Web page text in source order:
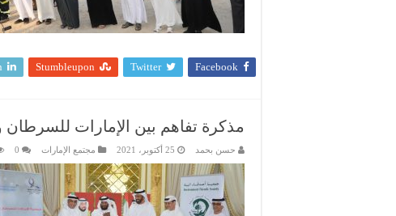
Facebook
Twitter
Stumbleupon
مذكرة تفاهم بين الإمارات للسرطان
حسن بحمد 25 أكتوبر، 2021 مجتمع الإمارات 0